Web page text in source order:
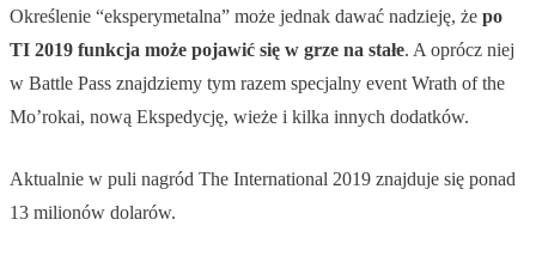
Określenie “eksperymetalna” może jednak dawać nadzieję, że po
TI 2019 funkcja może pojawić się w grze na stałe. A oprócz niej
w Battle Pass znajdziemy tym razem specjalny event Wrath of the
Mo’rokai, nową Ekspedycję, wieże i kilka innych dodatków.
Aktualnie w puli nagród The International 2019 znajduje się ponad
13 milionów dolarów.